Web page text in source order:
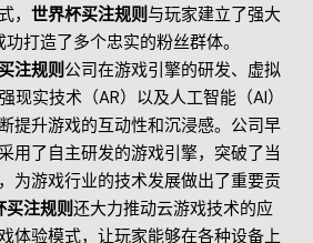
， 世界杯买注规则与玩家建立了强大
打造了多个忠实的粉丝群体。
注规则公司在游戏引擎的研发、虚拟
现实技术（AR）以及人工智能（AI）
提升游戏的互动性和沉浸感。公司早
用了自主研发的游戏引擎，突破了当
为游戏行业的技术发展做出了重要贡
买注规则还大力推动云游戏技术的应
体验模式，让玩家能够在各种设备上